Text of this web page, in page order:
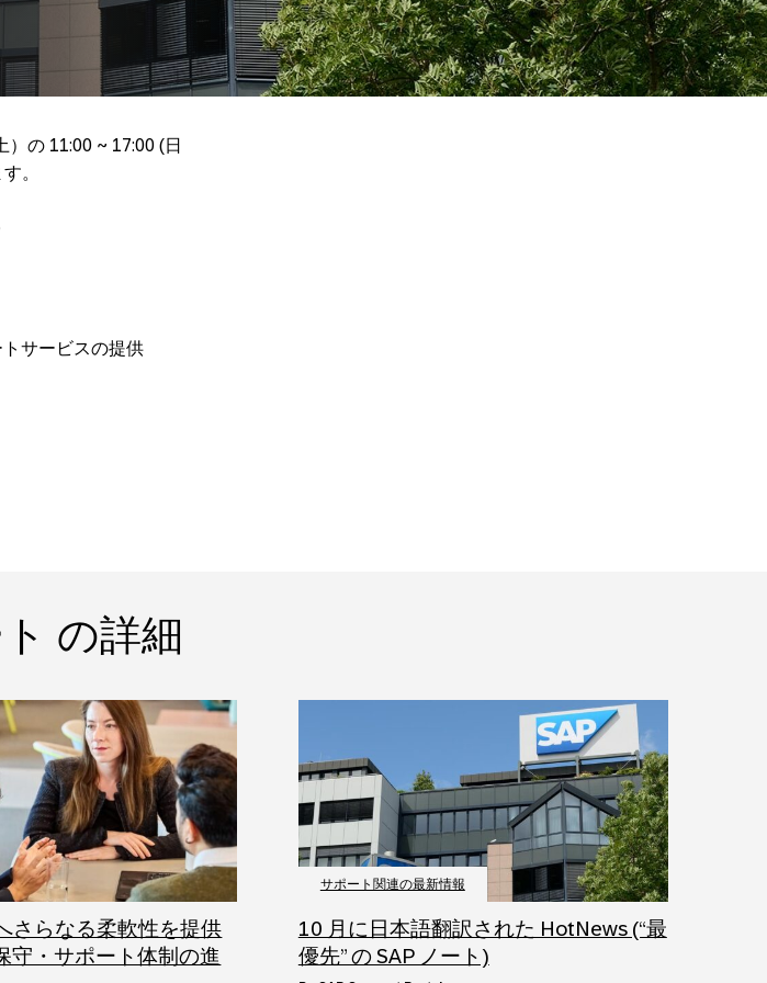
）の 11:00 ~ 17:00 (日
。
サービスの提供
の詳細
さらなる柔軟性を提供
守・サポート体制の進
サポート関連の最新情報
10 月に日本語翻訳された HotNews (“最
優先” の SAP ノート)